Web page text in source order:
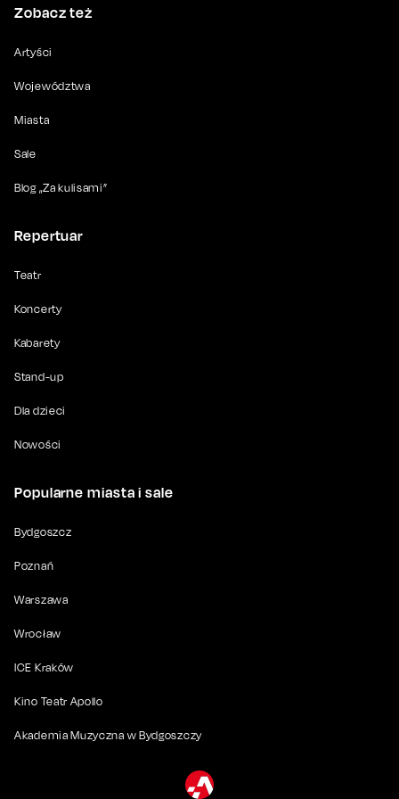
Zobacz też
Artyści
Województwa
Miasta
Sale
Blog „Za kulisami”
Repertuar
Teatr
Koncerty
Kabarety
Stand-up
Dla dzieci
Nowości
Popularne miasta i sale
Bydgoszcz
Poznań
Warszawa
Wrocław
ICE Kraków
Kino Teatr Apollo
Akademia Muzyczna w Bydgoszczy